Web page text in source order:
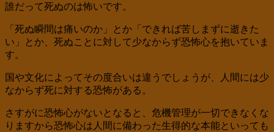
誰だって死ぬのは怖いです。
「死ぬ瞬間は痛いのか」とか「できれば苦しまずに逝きた
い」とか、死ぬことに対して少なからず恐怖心を抱いていま
す。
国や文化によってその度合いは違うでしょうが、人間には少
なからず死に対する恐怖がある。
さすがに恐怖心がないとなると、危機管理が一切できなくな
りますから恐怖心は人間に備わった生得的な本能といっても